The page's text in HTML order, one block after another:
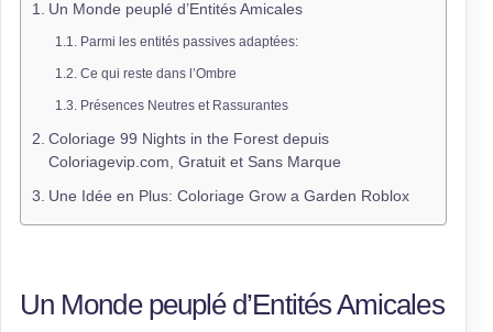
Un Monde peuplé d’Entités Amicales
Parmi les entités passives adaptées:
Ce qui reste dans l’Ombre
Présences Neutres et Rassurantes
Coloriage 99 Nights in the Forest depuis
Coloriagevip.com, Gratuit et Sans Marque
Une Idée en Plus: Coloriage Grow a Garden Roblox
Un Monde peuplé d’Entités Amicales